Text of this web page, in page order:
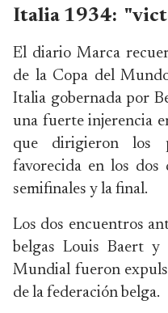
Italia 1934:
El diario Marca
de la Copa del
Italia gobernada por
una fuerte injerencia
que dirigieron los
favorecida en los dos
semifinales y la final.
Los dos encuentros
belgas Louis Baert
Mundial fueron
de la federación belga.